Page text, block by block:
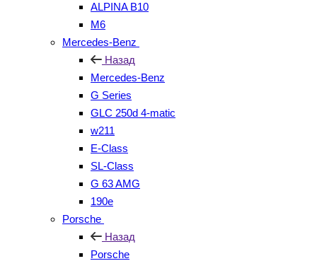
ALPINA B10
M6
Mercedes-Benz
Назад
Mercedes-Benz
G Series
GLC 250d 4-matic
w211
E-Class
SL-Class
G 63 AMG
190e
Porsche
Назад
Porsche